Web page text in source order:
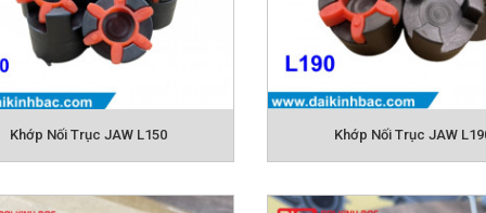
giá ưu đãi nhất.
KHỚP NỐI NM
KHỚP
Khớp Nối Trục JAW L150 Khớp Nối Trục JAW